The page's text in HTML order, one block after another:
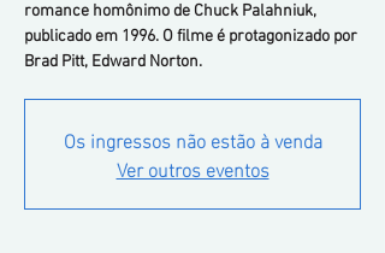
romance homônimo de Chuck Palahniuk,
publicado em 1996. O filme é protagonizado por
Brad Pitt, Edward Norton.
Os ingressos não estão à venda
Ver outros eventos